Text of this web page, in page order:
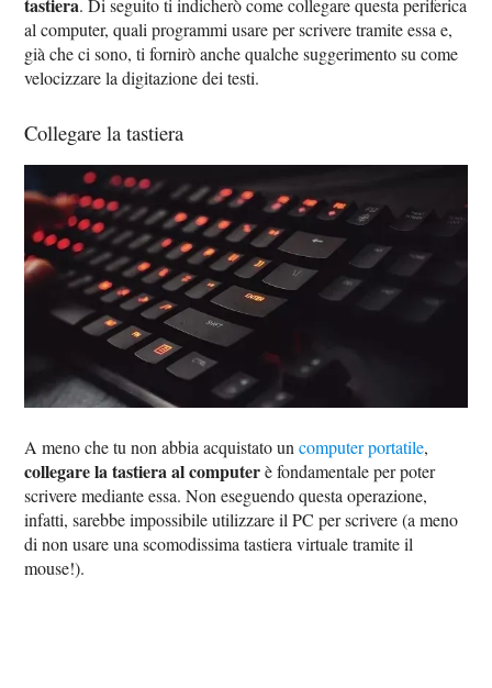
. Di seguito ti indicherò come collegare questa periferica
al computer, quali programmi usare per scrivere tramite essa e,
già che ci sono, ti fornirò anche qualche suggerimento su come
velocizzare la digitazione dei testi.
Collegare la tastiera
A meno che tu non abbia acquistato uncomputer portatile,
collegare la tastiera al computerè fondamentale per poter
scrivere mediante essa. Non eseguendo questa operazione,
infatti, sarebbe impossibile utilizzare il PC per scrivere (a meno
di non usare una scomodissima tastiera virtuale tramite il
mouse!).